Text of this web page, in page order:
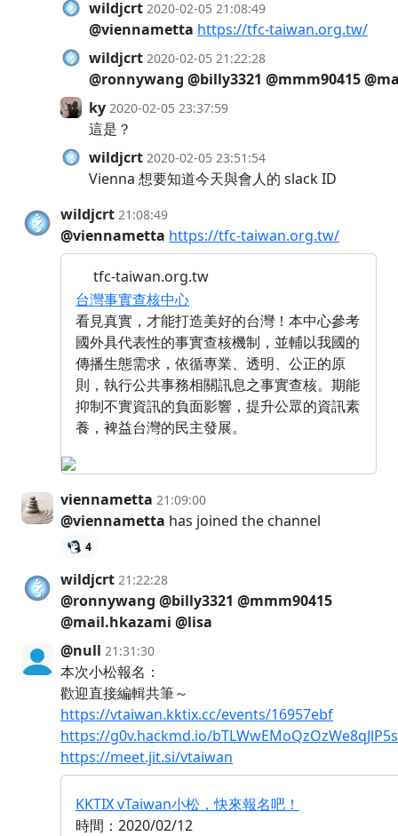
wildjcrt 2020-02-05 21:08:49
@viennametta https://tfc-taiwan.org.tw/
wildjcrt 2020-02-05 21:22:28
@ronnywang @billy3321 @mmm90415
ky 2020-02-05 23:37:59
這是？
wildjcrt 2020-02-05 23:51:54
Vienna 想要知道今天與會人的 slack ID
wildjcrt 21:08:49
@viennametta https://tfc-taiwan.org.tw/
tfc-taiwan.org.tw
台灣事實查核中心
看見真實，才能打造美好的台灣！本中心參考
國外具代表性的事實查核機制，並輔以我國的
傳播生態需求，依循專業、透明、公正的原
則，執行公共事務相關訊息之事實查核。期能
抑制不實資訊的負面影響，提升公眾的資訊素
養，裨益台灣的民主發展。
viennametta 21:09:00
@viennametta has joined the channel
4
wildjcrt 21:22:28
@ronnywang @billy3321 @mmm90415
@mail.hkazami @lisa
@null 21:31:30
本次小松報名：
歡迎直接編輯共筆～
https://vtaiwan.kktix.cc/events/16957ebf
https://g0v.hackmd.io/
https://meet.jit.si/vtaiwan
KKTIX vTaiwan小松，快來報名吧！
時間：2020/02/12